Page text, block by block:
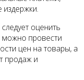
оценить
можно провести
цен на товары, а
продаж и